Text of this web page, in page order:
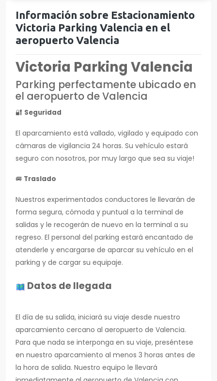
Información sobre Estacionamiento
Victoria Parking Valencia en el
aeropuerto Valencia
Victoria Parking Valencia
Parking perfectamente ubicado en
el aeropuerto de Valencia
🔐 Seguridad
El aparcamiento está vallado, vigilado y equipado con
cámaras de vigilancia 24 horas. Su vehículo estará
seguro con nosotros, por muy largo que sea su viaje!
🚐 Traslado
Nuestros experimentados conductores le llevarán de
forma segura, cómoda y puntual a la terminal de
salidas y le recogerán de nuevo en la terminal a su
regreso. El personal del parking estará encantado de
atenderle y encargarse de aparcar su vehículo en el
parking y de cargar su equipaje.
Datos de llegada
El día de su salida, iniciará su viaje desde nuestro
aparcamiento cercano al aeropuerto de Valencia.
Para que nada se interponga en su viaje, preséntese
en nuestro aparcamiento al menos 3 horas antes de
la hora de salida. Nuestro equipo le llevará